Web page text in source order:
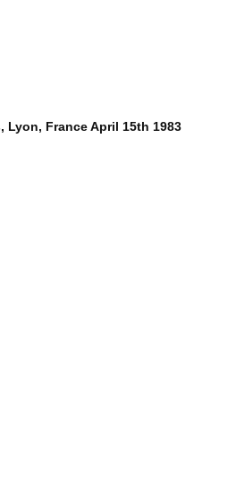
Lyon, France April 15th 1983